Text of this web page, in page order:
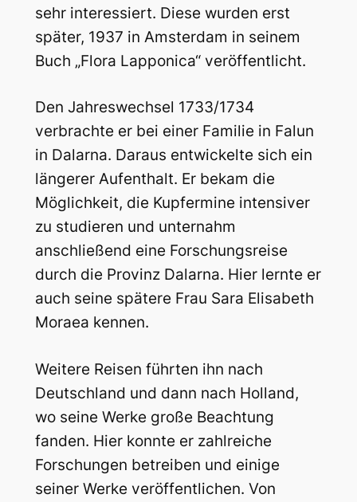
sehr interessiert. Diese wurden erst
später, 1937 in Amsterdam in seinem
Buch „Flora Lapponica“ veröffentlicht.
Den Jahreswechsel 1733/1734
verbrachte er bei einer Familie in Falun
in Dalarna. Daraus entwickelte sich ein
längerer Aufenthalt. Er bekam die
Möglichkeit, die Kupfermine intensiver
zu studieren und unternahm
anschließend eine Forschungsreise
durch die Provinz Dalarna. Hier lernte er
auch seine spätere Frau Sara Elisabeth
Moraea kennen.
Weitere Reisen führten ihn nach
Deutschland und dann nach Holland,
wo seine Werke große Beachtung
fanden. Hier konnte er zahlreiche
Forschungen betreiben und einige
seiner Werke veröffentlichen. Von